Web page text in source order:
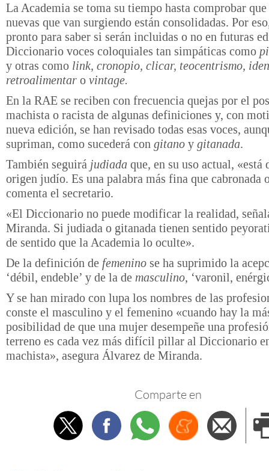
La Academia se toma su tiempo hasta comprobar
nuevas que van surgiendo están consolidadas. Por
pronto para saber si serán incluidas o no en futuras
Diccionario voces coloquiales tan simpáticas como
y otras como link, cronopio, clicar, teocentrismo,
retroalimentar o vintage.
En la RAE se reciben con frecuencia quejas por el
machista o racista de algunas definiciones y, con
nueva edición, se han revisado todas esas voces,
supriman, como sucederá con gitano y gitanada.
También seguirá judiada que, en su uso actual, «está
origen judío. Es una palabra más fina que cabronada
comenta el secretario.
«El Diccionario no puede modificar la realidad,
Miranda. Si judiada o gitanada tienen sentido
de sentido que la Academia lo oculte».
De la definición de femenino se ha suprimido la
‘débil, endeble’ y de la de masculino, ‘varonil,
Y se han mirado con lupa los nombres de las
conste el masculino y el femenino «cuando hay la
posibilidad de que una mujer desempeñe una
terreno es cada vez más difícil pillar al Diccionario
machista», asegura Álvarez de Miranda.
Comparte en
TwitterFacebookWhatsappMenéame